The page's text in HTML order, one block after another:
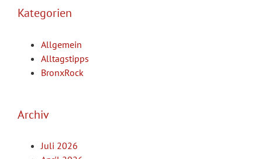
Kategorien
Allgemein
Alltagstipps
BronxRock
Archiv
Juli 2026